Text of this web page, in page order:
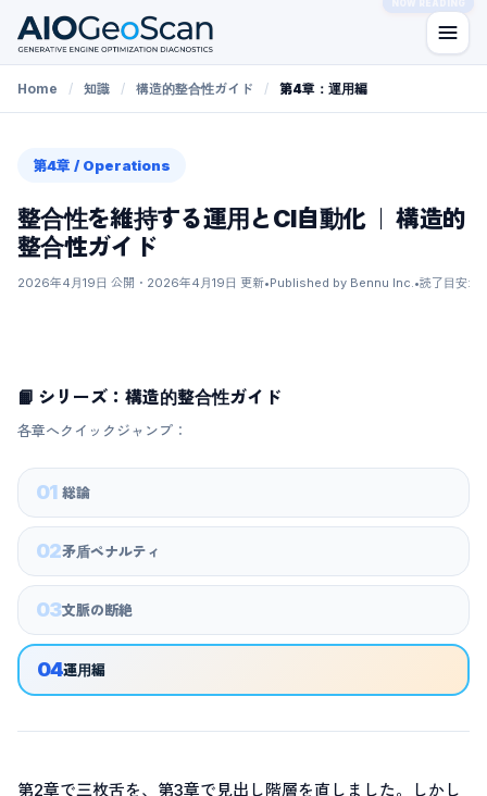
Home / 知識 / 構造的整合性ガイド / 第4章：運用編
第4章 / Operations
整合性を維持する運用とCI自動化 ｜ 構造的
整合性ガイド
2026年4月19日 公開 ・ 2026年4月19日 更新•Published by Bennu Inc.•読了目安:
📙 シリーズ：構造的整合性ガイド
各章へクイックジャンプ：
01 総論
02矛盾ペナルティ
03文脈の断絶
04運用編
第2章で三枚舌を、第3章で見出し階層を直しました。しかし